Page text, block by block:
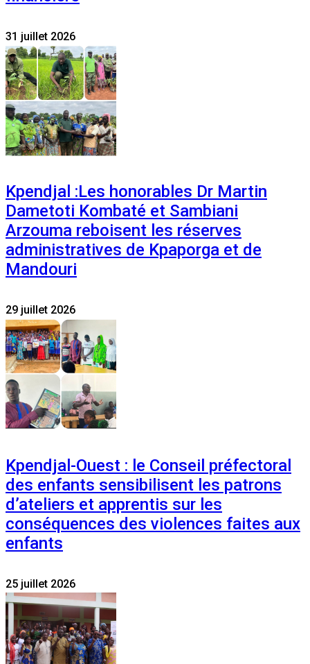
31 juillet 2026
Kpendjal :Les honorables Dr Martin
Dametoti Kombaté et Sambiani
Arzouma reboisent les réserves
administratives de Kpaporga et de
Mandouri
29 juillet 2026
Kpendjal-Ouest : le Conseil préfectoral
des enfants sensibilisent les patrons
d’ateliers et apprentis sur les
conséquences des violences faites aux
enfants
25 juillet 2026